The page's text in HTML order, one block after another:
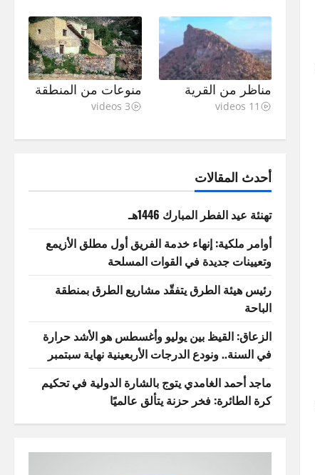
مناظر من القرية
11 videos
منوعات من المنطقة
3 videos
أحدث المقالات
تهنئة عيد الفطر المبارك 1446هـ
أوامر ملكية: إنهاء خدمة الفريق أول مطلق الأزيمع
وتعيينات جديدة في القوات المسلحة
رئيس هيئة الطرق يتفقّد مشاريع الطرق بمنطقة
الباحة
الزعاق: القيظ بين يوليو وأغسطس هو الأشد حرارة
في السنة.. ونودع الدرجات الأربعينية نهاية سبتمبر
ماجد أحمد الغامدي يتوج بالشارة الدولية في تحكيم
كرة الطائرة: فخر حزنة يتألق عالميًا